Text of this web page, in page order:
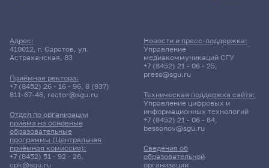
Адрес:
410012, г. Саратов, ул.
Астраханская, 83
Приёмная ректора:
+7 (8452) 26 - 16 - 96, 8 (937)
811-67-46, rector@sgu.ru
Отдел по организации
приёма на основные
образовательные
программы (Центральная
приёмная комиссия):
+7 (8452) 51 - 92 - 26,
cpk@sgu.ru
Сведения об
образовательной
организации
Новости и пресс-поддержка:
Управление
медиакоммуникаций СГУ
+7 (8452) 21 - 06 - 25,
press@sgu.ru
Техническая поддержка сайта:
Управление цифровых и
информационных технологий
+7 (8452) 21 - 06 - 64,
bessonov@sgu.ru